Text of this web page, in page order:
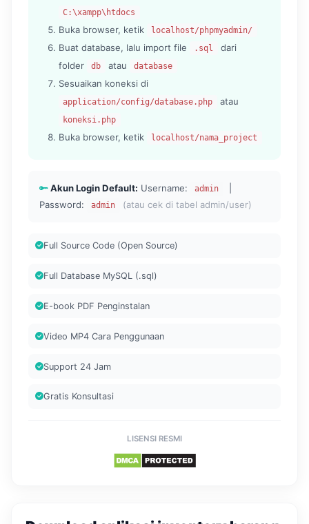
C:\xampp\htdocs
Buka browser, ketik localhost/phpmyadmin/
Buat database, lalu import file .sql
dari
folder
db atau database
Sesuaikan koneksi di
application/config/database.php atau
koneksi.php
Buka browser, ketik localhost/nama_project
Akun Login Default: Username: admin
Password:
admin (atau cek di tabel admin/user)
Full Source Code (Open Source)
Full Database MySQL (.sql)
E-book PDF Penginstalan
Video MP4 Cara Penggunaan
Support 24 Jam
Gratis Konsultasi
LISENSI RESMI